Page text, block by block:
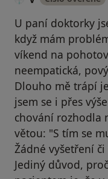
U paní doktorky
když mám
víkend na
neempatická,
Dlouho mě trápí
jsem se i přes
chování rozhodla
větou: "S tím se
Žádné vyšetření
Jediný důvod,